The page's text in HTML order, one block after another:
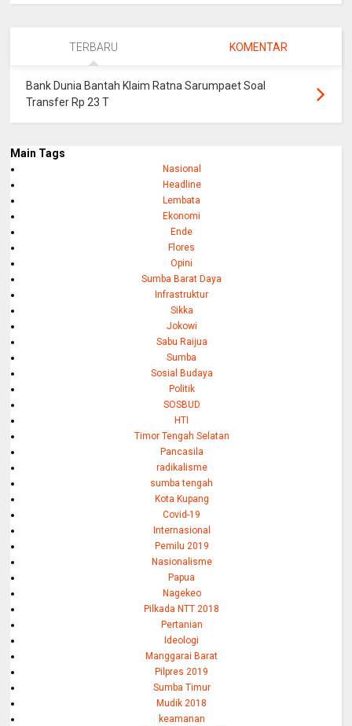
TERBARU KOMENTAR
Bank Dunia Bantah Klaim Ratna Sarumpaet Soal
Transfer Rp 23 T
Main Tags
Nasional
Headline
Lembata
Ekonomi
Ende
Flores
Opini
Sumba Barat Daya
Infrastruktur
Sikka
Jokowi
Sabu Raijua
Sumba
Sosial Budaya
Politik
SOSBUD
HTI
Timor Tengah Selatan
Pancasila
radikalisme
sumba tengah
Kota Kupang
Covid-19
Internasional
Pemilu 2019
Nasionalisme
Papua
Nagekeo
Pilkada NTT 2018
Pertanian
Ideologi
Manggarai Barat
Pilpres 2019
Sumba Timur
Mudik 2018
keamanan